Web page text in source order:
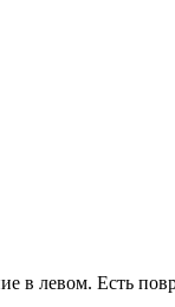
в левом. Есть